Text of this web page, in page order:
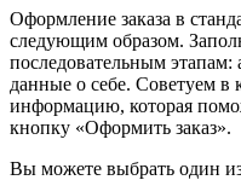
Оформление заказа в
следующим образом.
последовательным этапам:
данные о себе. Советуем в
информацию, которая
кнопку «Оформить заказ».
Вы можете выбрать один